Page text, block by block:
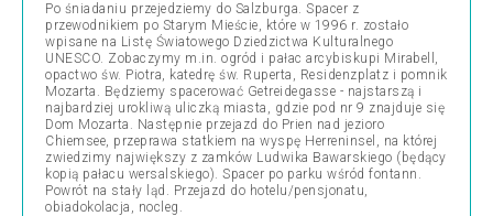
Po śniadaniu przejedziemy do Salzburga. Spacer z
przewodnikiem po Starym Mieście, które w 1996 r. zostało
wpisane na Listę Światowego Dziedzictwa Kulturalnego
UNESCO. Zobaczymy m.in. ogród i pałac arcybiskupi Mirabell,
opactwo św. Piotra, katedrę św. Ruperta, Residenzplatz i pomnik
Mozarta. Będziemy spacerować Getreidegasse - najstarszą i
najbardziej urokliwą uliczką miasta, gdzie pod nr 9 znajduje się
Dom Mozarta. Następnie przejazd do Prien nad jezioro
Chiemsee, przeprawa statkiem na wyspę Herreninsel, na której
zwiedzimy największy z zamków Ludwika Bawarskiego (będący
kopią pałacu wersalskiego). Spacer po parku wśród fontann.
Powrót na stały ląd. Przejazd do hotelu/pensjonatu,
obiadokolacja, nocleg.